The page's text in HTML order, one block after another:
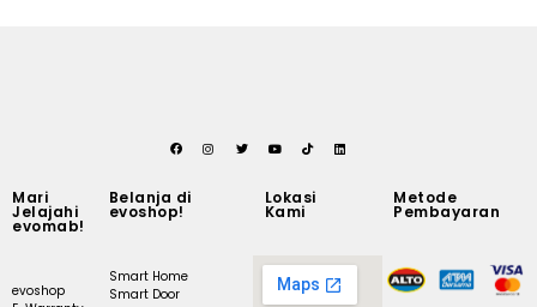
Mari
Jelajahi
evomab!
evoshop
Belanja di
evoshop!
Smart Home
Smart Door
Lokasi
Kami
Metode
Pembayaran